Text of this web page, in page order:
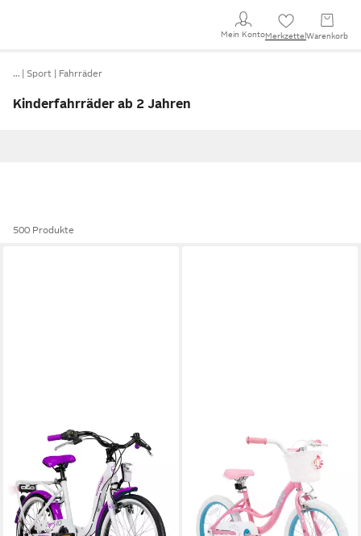
Mein KontoMerkzettel Warenkorb
… Sport Fahrräder
Kinderfahrräder ab 2 Jahren
500 Produkte